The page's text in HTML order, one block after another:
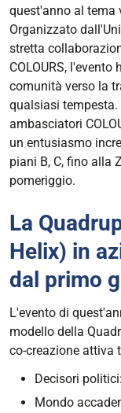
quest'anno al tema
Organizzato
stretta
COLOURS,
comunità verso la
qualsiasi
ambasciatori
un entusiasmo
piani B, C, fino alla
pomeriggio.
La
Helix) in
dal primo
L'evento di
modello della
co-creazione attiva
Decisori
Mondo